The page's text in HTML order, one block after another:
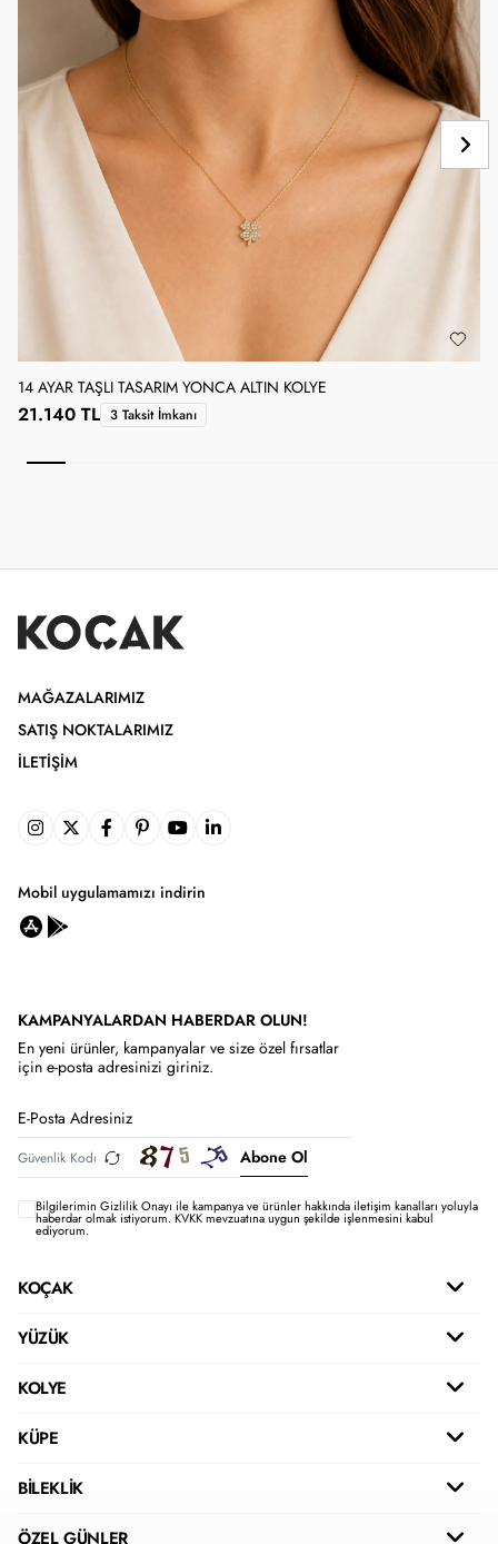
14 AYAR TAŞLI TASARIM YONCA ALTIN KOLYE
21.140 TL 3 Taksit İmkanı
MAĞAZALARIMIZ
SATIŞ NOKTALARIMIZ
İLETIŞIM
Mobil uygulamamızı indirin
KAMPANYALARDAN HABERDAR OLUN!
En yeni ürünler, kampanyalar ve size özel fırsatlar
için e-posta adresinizi giriniz.
Abone Ol
Bilgilerimin Gizlilik Onayı ile kampanya ve ürünler hakkında iletişim kanalları yoluyla
haberdar olmak istiyorum.KVKK mevzuatına uygun şekilde işlenmesini kabul
ediyorum.
KOÇAK
YÜZÜK
KOLYE
KÜPE
BİLEKLİK
ÖZEL GÜNLER